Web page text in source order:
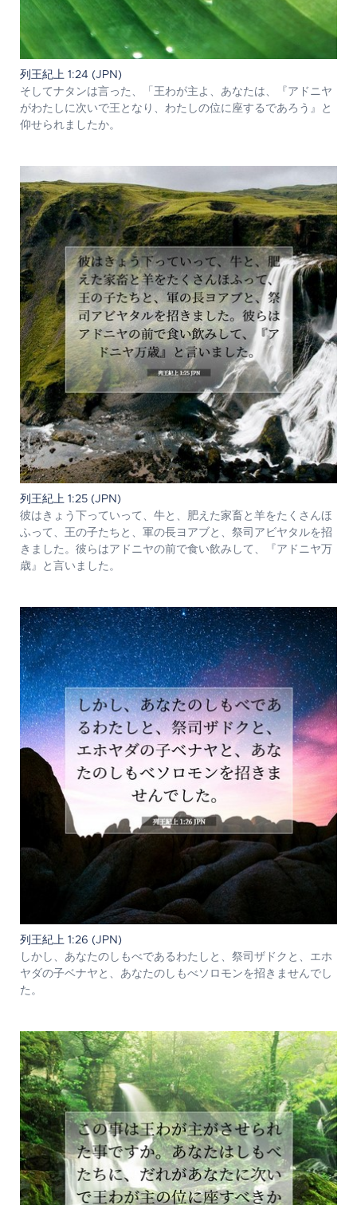
列王紀上 1:24 (JPN)
そしてナタンは言った、「王わが主よ、あなたは、『アドニヤ
がわたしに次いで王となり、わたしの位に座するであろう』と
仰せられましたか。
列王紀上 1:25 (JPN)
彼はきょう下っていって、牛と、肥えた家畜と羊をたくさんほ
ふって、王の子たちと、軍の長ヨアブと、祭司アビヤタルを招
きました。彼らはアドニヤの前で食い飲みして、『アドニヤ万
歳』と言いました。
列王紀上 1:26 (JPN)
しかし、あなたのしもべであるわたしと、祭司ザドクと、エホ
ヤダの子ベナヤと、あなたのしもべソロモンを招きませんでし
た。